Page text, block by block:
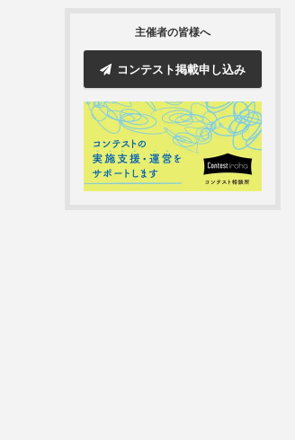
主催者の皆様へ
コンテスト掲載申し込み